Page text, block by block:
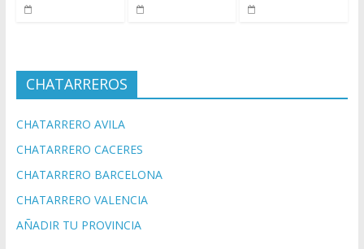
CHATARREROS
CHATARRERO AVILA
CHATARRERO CACERES
CHATARRERO BARCELONA
CHATARRERO VALENCIA
AÑADIR TU PROVINCIA